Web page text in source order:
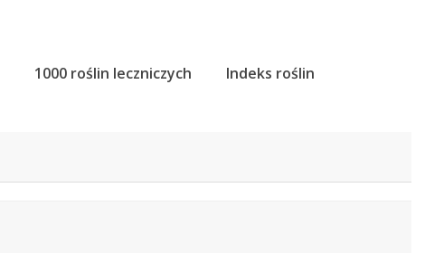
1000 roślin leczniczych Indeks roślin